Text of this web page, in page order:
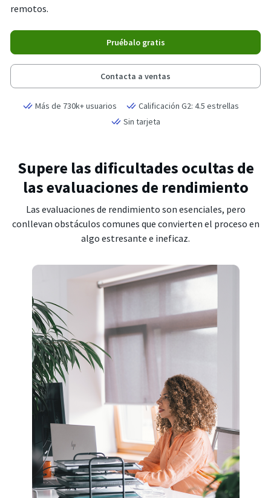
remotos.
Contacta a ventas
Pruébalo gratis
Más de 730k+ usuarios
Calificación G2: 4.5 estrellas
Sin tarjeta
Supere las dificultades ocultas de
las evaluaciones de rendimiento
Las evaluaciones de rendimiento son esenciales, pero
conllevan obstáculos comunes que convierten el proceso en
algo estresante e ineficaz.